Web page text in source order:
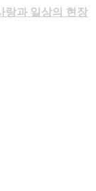
랑과 일상의 현장